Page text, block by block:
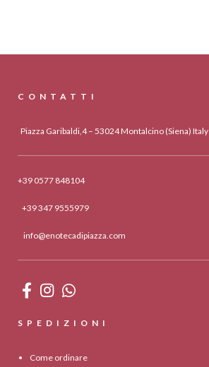
CONTATTI
Piazza Garibaldi,4 – 53024 Montalcino (Siena) Italy
+39 0577 848104
+39 347 9555979
info@enotecadipiazza.com
SPEDIZIONI
Come ordinare